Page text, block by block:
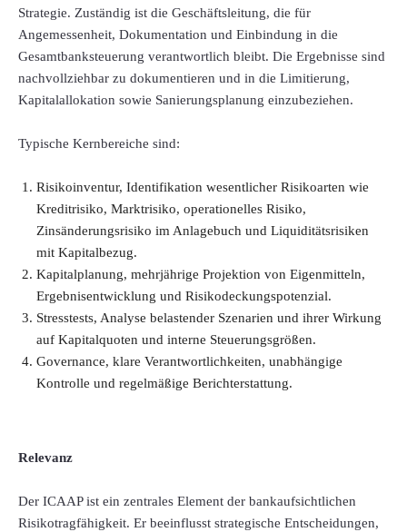
Strategie. Zuständig ist die Geschäftsleitung, die für
Angemessenheit, Dokumentation und Einbindung in die
Gesamtbanksteuerung verantwortlich bleibt. Die Ergebnisse sind
nachvollziehbar zu dokumentieren und in die Limitierung,
Kapitalallokation sowie Sanierungsplanung einzubeziehen.
Typische Kernbereiche sind:
Risikoinventur, Identifikation wesentlicher Risikoarten wie
Kreditrisiko, Marktrisiko, operationelles Risiko,
Zinsänderungsrisiko im Anlagebuch und Liquiditätsrisiken
mit Kapitalbezug.
Kapitalplanung, mehrjährige Projektion von Eigenmitteln,
Ergebnisentwicklung und Risikodeckungspotenzial.
Stresstests, Analyse belastender Szenarien und ihrer Wirkung
auf Kapitalquoten und interne Steuerungsgrößen.
Governance, klare Verantwortlichkeiten, unabhängige
Kontrolle und regelmäßige Berichterstattung.
Relevanz
Der ICAAP ist ein zentrales Element der bankaufsichtlichen
Risikotragfähigkeit. Er beeinflusst strategische Entscheidungen,